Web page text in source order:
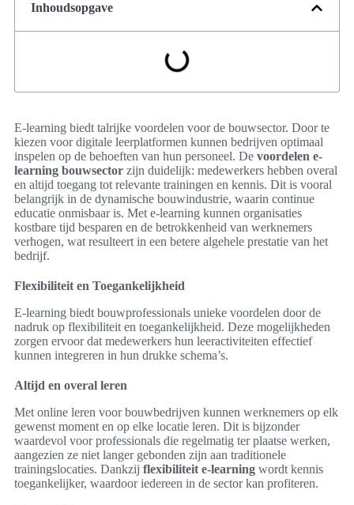
Inhoudsopgave
E-learning biedt talrijke voordelen voor de bouwsector. Door te
kiezen voor digitale leerplatformen kunnen bedrijven optimaal
inspelen op de behoeften van hun personeel. De voordelen e-
learning bouwsector zijn duidelijk: medewerkers hebben overal
en altijd toegang tot relevante trainingen en kennis. Dit is vooral
belangrijk in de dynamische bouwindustrie, waarin continue
educatie onmisbaar is. Met e-learning kunnen organisaties
kostbare tijd besparen en de betrokkenheid van werknemers
verhogen, wat resulteert in een betere algehele prestatie van het
bedrijf.
Flexibiliteit en Toegankelijkheid
E-learning biedt bouwprofessionals unieke voordelen door de
nadruk op flexibiliteit en toegankelijkheid. Deze mogelijkheden
zorgen ervoor dat medewerkers hun leeractiviteiten effectief
kunnen integreren in hun drukke schema’s.
Altijd en overal leren
Met online leren voor bouwbedrijven kunnen werknemers op elk
gewenst moment en op elke locatie leren. Dit is bijzonder
waardevol voor professionals die regelmatig ter plaatse werken,
aangezien ze niet langer gebonden zijn aan traditionele
trainingslocaties. Dankzij flexibiliteit e-learning wordt kennis
toegankelijker, waardoor iedereen in de sector kan profiteren.